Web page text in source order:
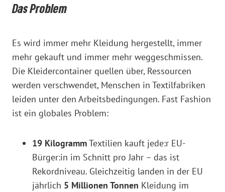
Das Problem
Es wird immer mehr Kleidung hergestellt, immer
mehr gekauft und immer mehr weggeschmissen.
Die Kleidercontainer quellen über, Ressourcen
werden verschwendet, Menschen in Textilfabriken
leiden unter den Arbeitsbedingungen. Fast Fashion
ist ein globales Problem:
19 KilogrammTextilien kauft jede:r EU-
Bürger:in im Schnitt pro Jahr – das ist
Rekordniveau. Gleichzeitig landen in der EU
jährlich 5 Millionen Tonnen Kleidung im